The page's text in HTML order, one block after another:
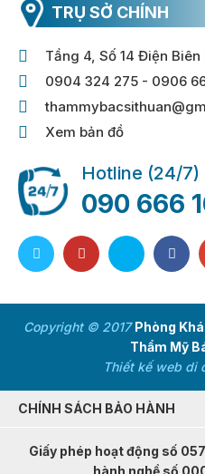
TRỤ SỞ CHÍNH
Tầng 4, Số 14 Điện Biên
0904 324 275 - 0906
Xem bản đồ
Hotline (24/7)
090 666
Copyright © 2017Phòng
Thẩm Mỹ
Thiết kế web di
CHÍNH SÁCH BẢO HÀNH
Giấy phép hoạt động số
hành nghề số